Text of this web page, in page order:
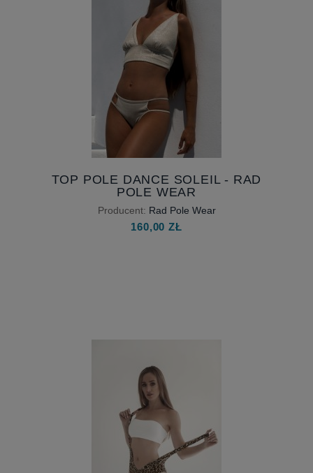
TOP POLE DANCE SOLEIL - RAD
POLE WEAR
Producent: Rad Pole Wear
160,00 ZŁ